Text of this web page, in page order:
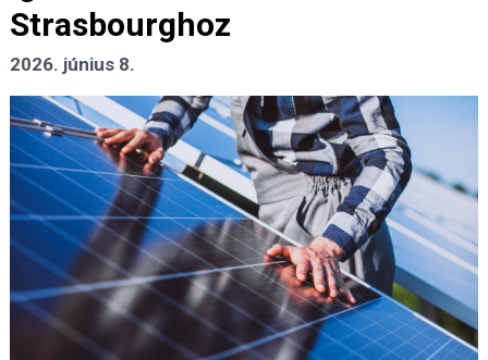
Strasbourghoz
2026. június 8.